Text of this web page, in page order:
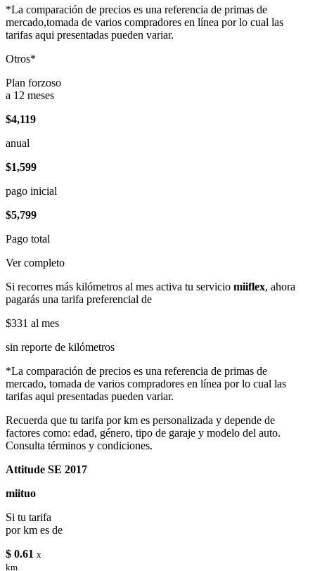
*La comparación de precios es una referencia de primas de
mercado,tomada de varios compradores en línea por lo cual las
tarifas aqui presentadas pueden variar.
Otros*
Plan forzoso
a 12 meses
$4,119
anual
$1,599
pago inicial
$5,799
Pago total
Ver completo
Si recorres más kilómetros al mes activa tu servicio miiflex, ahora
pagarás una tarifa preferencial de
$331 al mes
sin reporte de kilómetros
*La comparación de precios es una referencia de primas de
mercado, tomada de varios compradores en línea por lo cual las
tarifas aqui presentadas pueden variar.
Recuerda que tu tarifa por km es personalizada y depende de
factores como: edad, género, tipo de garaje y modelo del auto.
Consulta términos y condiciones.
Attitude SE 2017
miituo
Si tu tarifa
por km es de
$ 0.61 x
km